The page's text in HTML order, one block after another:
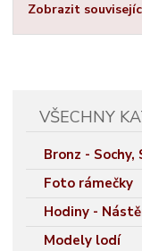
Zobrazit
VŠECHNY
Bronz - Sochy,
Foto rámečky
Hodiny -
Modely lodí